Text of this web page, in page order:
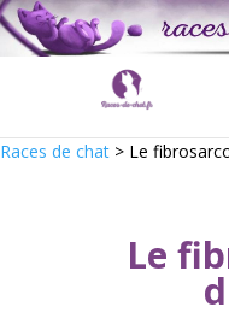
Races de chat > Le
Le